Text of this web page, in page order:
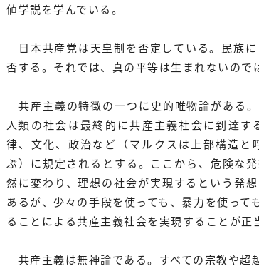
値学説を学んでいる。
日本共産党は天皇制を否定している。民族
否する。それでは、真の平等は生まれないので
共産主義の特徴の一つに史的唯物論がある
人類の社会は最終的に共産主義社会に到達
律、文化、政治など（マルクスは上部構造
ぶ）に規定されるとする。ここから、危険な
然に変わり、理想の社会が実現するという発
あるが、少々の手段を使っても、暴力を使っ
ることによる共産主義社会を実現することが正
共産主義は無神論である。すべての宗教や超